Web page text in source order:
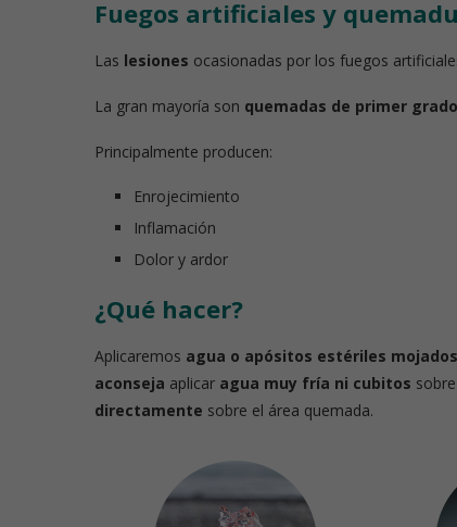
Fuegos artificiales y
Las lesiones ocasionadas por los fuegos
La gran mayoría son quemadas de primer grado
Principalmente producen:
Enrojecimiento
Inflamación
Dolor y ardor
¿Qué hacer?
Aplicaremos agua o apósitos estériles mojados
aconseja aplicar agua muy fría ni cubitos
directamente sobre el área quemada.